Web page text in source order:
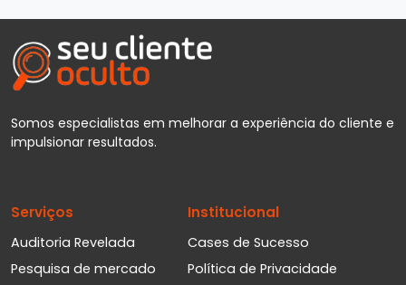
Somos especialistas em melhorar a experiência do cliente e
impulsionar resultados.
Serviços
Auditoria Revelada
Pesquisa de mercado
Institucional
Cases de Sucesso
Política de Privacidade